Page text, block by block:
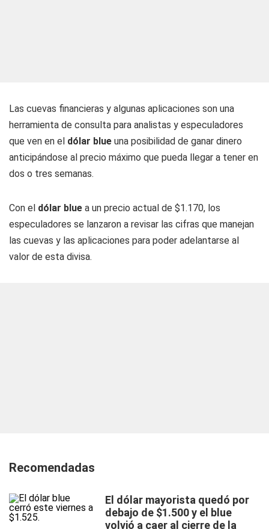
Las cuevas financieras y algunas aplicaciones son una
herramienta de consulta para analistas y especuladores
que ven en el dólar blue una posibilidad de ganar dinero
anticipándose al precio máximo que pueda llegar a tener en
dos o tres semanas.
Con el dólar blue a un precio actual de $1.170, los
especuladores se lanzaron a revisar las cifras que manejan
las cuevas y las aplicaciones para poder adelantarse al
valor de esta divisa.
Recomendadas
El dólar mayorista quedó por
debajo de $1.500 y el blue
volvió a caer al cierre de la